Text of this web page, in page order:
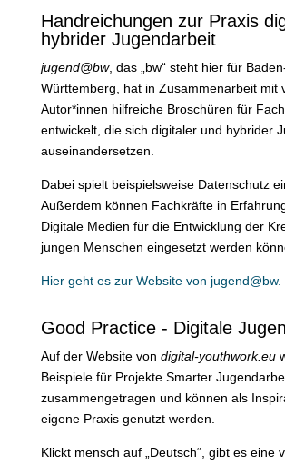
Handreichungen zur Praxis
hybrider Jugendarbeit
jugend@bw, das „bw“ steht hier für
Württemberg, hat in Zusammenarbeit mit
Autor*innen hilfreiche Broschüren für
entwickelt, die sich digitaler und hybrider
auseinandersetzen.
Dabei spielt beispielsweise Datenschutz
Außerdem können Fachkräfte in
Digitale Medien für die Entwicklung der
jungen Menschen eingesetzt werden
Hier geht es zur Website von jugend@bw.
Good Practice - Digitale
Auf der Website von digital-youthwork.eu
Beispiele für Projekte Smarter
zusammengetragen und können als
eigene Praxis genutzt werden.
Klickt mensch auf „Deutsch“, gibt es eine